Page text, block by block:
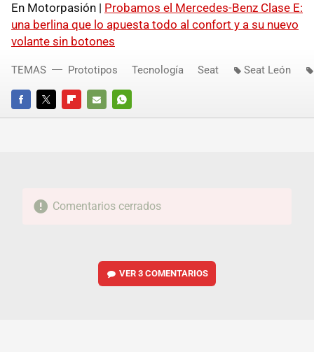
En Motorpasión | Probamos el Mercedes-Benz Clase E:
una berlina que lo apuesta todo al confort y a su nuevo
volante sin botones
FACEBOOKTWITTERFLIPBOARD
E-
WHATSAPP
TEMAS Prototipos Tecnología Seat Seat León
Comentarios cerrados
VER3 COMENTARIOS